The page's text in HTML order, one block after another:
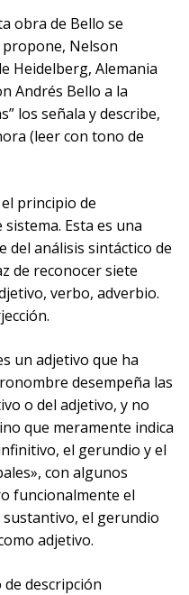
obra de Bello se
Nelson
Heidelberg, Alemania
Andrés Bello a la
los señala y describe,
(leer con tono de
principio de
Esta es una
del análisis sintáctico de
de reconocer siete
verbo, adverbio.
un adjetivo que ha
desempeña las
o del adjetivo, y no
que meramente indica
el gerundio y el
con algunos
funcionalmente el
el gerundio
adjetivo.
descripción